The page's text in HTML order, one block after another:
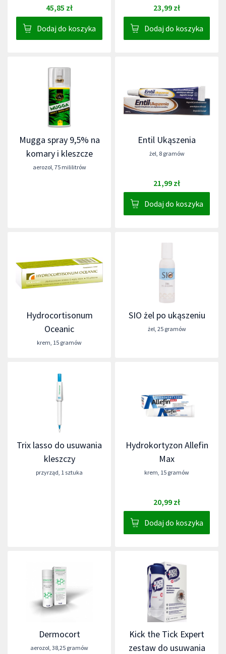
45,85 zł
Dodaj do koszyka
23,99 zł
Dodaj do koszyka
Mugga spray 9,5% na
komary i kleszcze
aerozol 75 mililitrów
Entil Ukąszenia
żel 8 gramów
21,99 zł
Dodaj do koszyka
Hydrocortisonum
Oceanic
krem 15 gramów
SIO żel po ukąszeniu
żel 25 gramów
Trix lasso do usuwania
kleszczy
przyrząd 1 sztuka
Hydrokortyzon Allefin
Max
krem 15 gramów
20,99 zł
Dodaj do koszyka
Dermocort
aerozol 38,25 gramów
Kick the Tick Expert
zestaw do usuwania